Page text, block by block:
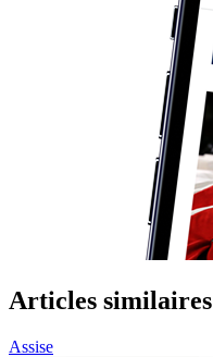
Articles similaires
Assise